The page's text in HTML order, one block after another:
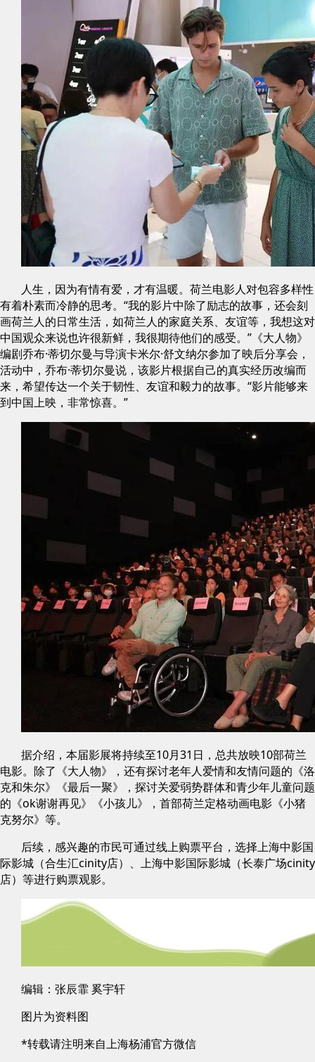
人生，因为有情有爱，才有温暖。荷兰电影人对包容多样性
有着朴素而冷静的思考。“我的影片中除了励志的故事，还会刻
画荷兰人的日常生活，如荷兰人的家庭关系、友谊等，我想这对
中国观众来说也许很新鲜，我很期待他们的感受。”《大人物》
编剧乔布·蒂切尔曼与导演卡米尔·舒文纳尔参加了映后分享会，
活动中，乔布·蒂切尔曼说，该影片根据自己的真实经历改编而
来，希望传达一个关于韧性、友谊和毅力的故事。“影片能够来
到中国上映，非常惊喜。”
据介绍，本届影展将持续至10月31日，总共放映10部荷兰
电影。除了《大人物》，还有探讨老年人爱情和友情问题的《洛
克和朱尔》《最后一聚》，探讨关爱弱势群体和青少年儿童问题
的《ok谢谢再见》《小孩儿》，首部荷兰定格动画电影《小猪
克努尔》等。
后续，感兴趣的市民可通过线上购票平台，选择上海中影国
际影城（合生汇cinity店）、上海中影国际影城（长泰广场cinity
店）等进行购票观影。
编辑：张辰霏 奚宇轩
图片为资料图
*转载请注明来自上海杨浦官方微信